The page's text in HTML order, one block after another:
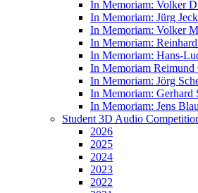
In Memoriam: Volker
In Memoriam: Jürg
In Memoriam: Volker
In Memoriam:
In Memoriam: Hans-
In Memoriam Reimund
In Memoriam: Jörg
In Memoriam: Gerhard
In Memoriam: Jens
Student 3D Audio
2026
2025
2024
2023
2022